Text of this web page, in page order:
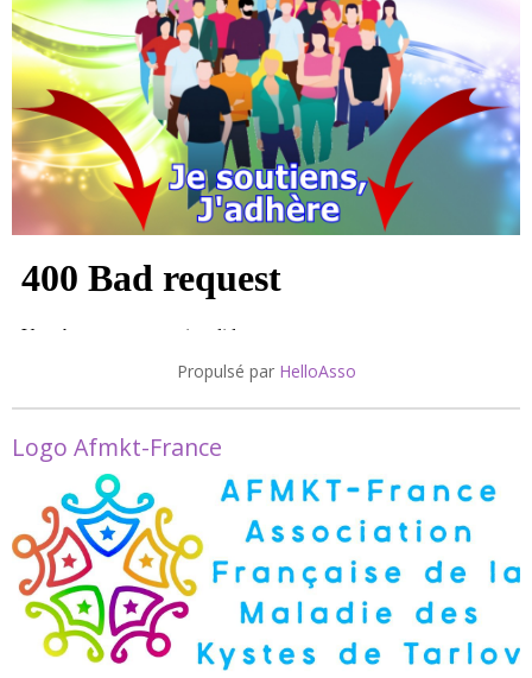
Propulsé par HelloAsso
Logo Afmkt-France